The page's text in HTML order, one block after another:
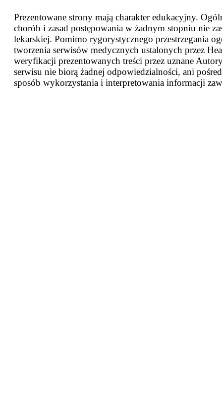
Prezentowane strony mają charakter edukacyjny.
chorób i zasad postępowania w żadnym stopniu nie
lekarskiej. Pomimo rygorystycznego przestrzegania
tworzenia serwisów medycznych ustalonych przez
weryfikacji prezentowanych treści przez uznane
serwisu nie biorą żadnej odpowiedzialności, ani
sposób wykorzystania i interpretowania informacji